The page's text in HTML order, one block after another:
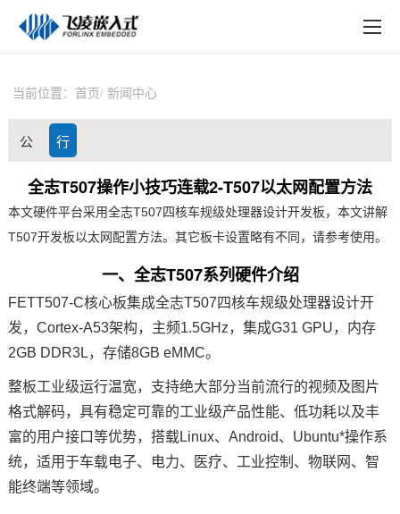
技术与支持
在线文档
方案定制
淘宝商城
新闻中心
技术论坛
在线购买
当前位置： 首页 新闻中心
公
司
动
行
业
资
全志T507操作小技巧连载2-T507以太网配置方法
本文硬件平台采用全志T507四核车规级处理器设计开发板，本文讲解
T507开发板以太网配置方法。其它板卡设置略有不同，请参考使用。
一、 全志T507系列硬件介绍
FETT507-C核心板集成全志T507四核车规级处理器设计开
发， Cortex-A53架构，主频1.5GHz，集成G31 GPU，内存
2GB DDR3L，存储8GB eMMC。
整板工业级运行温宽，支持绝大部分当前流行的视频及图片
格式解码，具有稳定可靠的工业级产品性能、低功耗以及丰
富的用户接口等优势，搭载Linux、Android、Ubuntu*操作系
统，适用于车载电子、 电力、 医疗、工业控制、 物联网 、智
能终端等领域。